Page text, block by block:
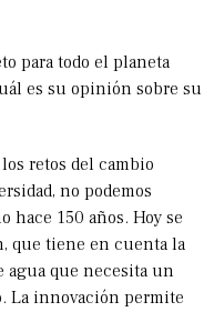
para todo el planeta
es su opinión sobre su
retos del cambio
no podemos
150 años. Hoy se
que tiene en cuenta la
agua que necesita un
La innovación permite